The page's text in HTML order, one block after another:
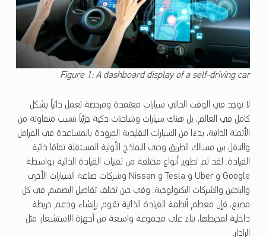
Figure 1: A dashboard display of a self-driving car
لا توجد في الوقت الحالي سيارات معتمدة ومرخصة تعمل ذاتياً بشكل
كامل في العالم، بل هناك سيارات وشاحنات ذكية جزئياً بنسب متفاوتة من
الأتمتة الذاتية، بدءًا من السيارات التقليدية المزودة بالمساعدة في الفرامل
والتنقل بين مسالك الطريق وحتى النماذج الأولية المستقلة تمامًا ذاتية
القيادة. لقد تم تطوير أنواع مختلفة من تقنيات القيادة الذاتية بواسطة
Google و Uber و Tesla و Nissan وشركات صناعة السيارات الأخرى
والباحثين والشركات التكنولوجية. وفي حين تختلف تفاصيل التصميم في كل
مصنع، فإن معظم أنظمة القيادة الذاتية تقوم بإنشاء ودعم خريطة
داخلية لمحيطها، بناءً على مجموعة واسعة من أجهزة الاستشعار، مثل
الرادار.